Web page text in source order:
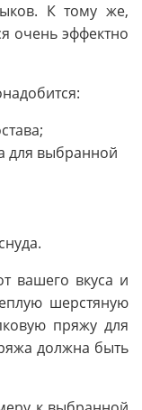
К тому же,
очень эффектно
для выбранной
вашего вкуса и
шерстяную
пряжу для
должна быть